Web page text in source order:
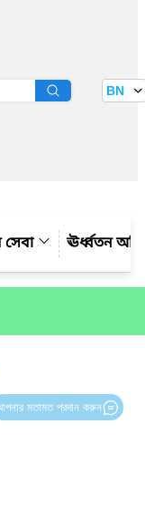
BN
ঊর্ধ্বতন
মতামত প্রদান করুন